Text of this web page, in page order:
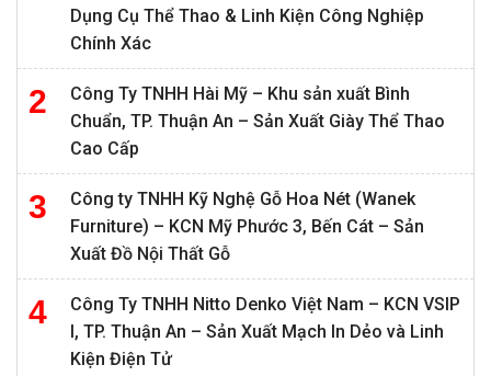
Dụng Cụ Thể Thao & Linh Kiện Công Nghiệp
Chính Xác
Công Ty TNHH Hài Mỹ – Khu sản xuất Bình
Chuẩn, TP. Thuận An – Sản Xuất Giày Thể Thao
Cao Cấp
Công ty TNHH Kỹ Nghệ Gỗ Hoa Nét (Wanek
Furniture) – KCN Mỹ Phước 3, Bến Cát – Sản
Xuất Đồ Nội Thất Gỗ
Công Ty TNHH Nitto Denko Việt Nam – KCN VSIP
I, TP. Thuận An – Sản Xuất Mạch In Dẻo và Linh
Kiện Điện Tử